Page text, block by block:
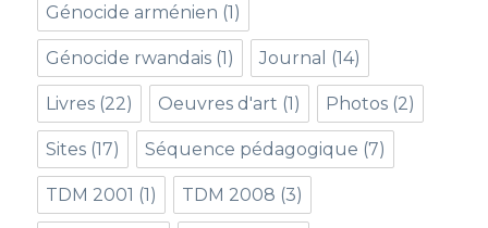
Génocide arménien (1)
Génocide rwandais (1) Journal (14)
Livres (22) Oeuvres d'art (1) Photos (2)
Sites (17) Séquence pédagogique (7)
TDM 2001 (1) TDM 2008 (3)